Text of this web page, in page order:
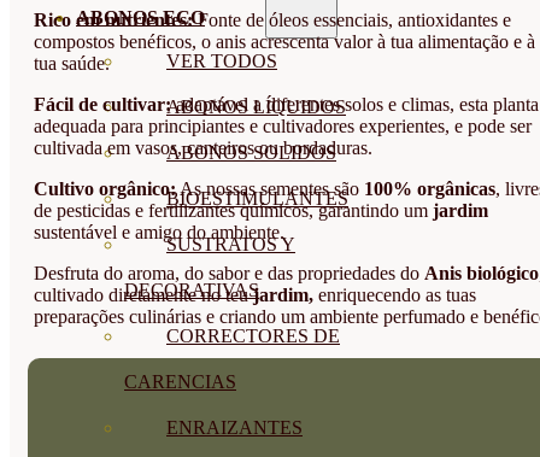
ABONOS ECO
VER TODOS
ABONOS LÍQUIDOS
ABONOS SOLIDOS
BIOESTIMULANTES
SUSTRATOS Y
DECORATIVAS
CORRECTORES DE
CARENCIAS
ENRAIZANTES
Rico em nutrientes:Fonte de óleos essenciais, antioxidantes e
compostos benéficos, o anis acrescenta valor à tua alimentação e à
tua saúde.
Fácil de cultivar:adaptável a diferentes solos e climas, esta
adequada para principiantes e cultivadores experientes, e pode ser
cultivada em vasos, canteiros ou bordaduras.
Cultivo orgânico:As nossas sementes são 100% orgânicas,
de pesticidas e fertilizantes químicos, garantindo um jardim
sustentável e amigo do ambiente.
Desfruta do aroma, do sabor e das propriedades do Anis biológico
cultivado diretamente no teujardim, enriquecendo as tuas
preparações culinárias e criando um ambiente perfumado e